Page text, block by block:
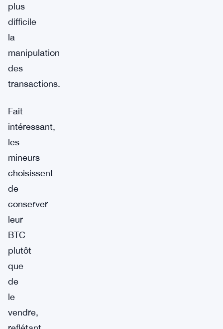
plus
difficile
la
manipulation
des
transactions.
Fait
intéressant,
les
mineurs
choisissent
de
conserver
leur
BTC
plutôt
que
de
le
vendre,